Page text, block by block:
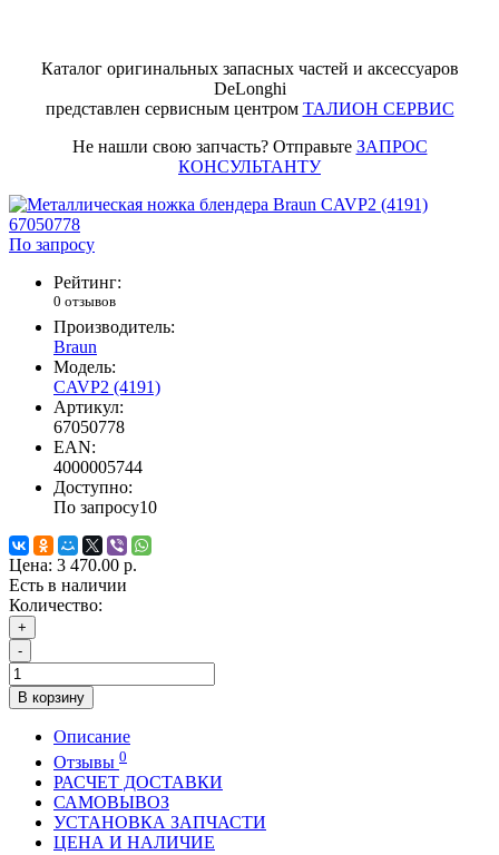
Каталог оригинальных запасных частей и аксессуаров
DeLonghi
представлен сервисным центром ТАЛИОН СЕРВИС
Не нашли свою запчасть? Отправьте ЗАПРОС
КОНСУЛЬТАНТУ
По запросу
Рейтинг:
0 отзывов
Производитель:
Braun
Модель:
CAVP2 (4191)
Артикул:
67050778
EAN:
4000005744
Доступно:
По запросу10
Цена: 3 470.00 р.
Есть в наличии
Количество:
+
-
В корзину
Описание
Отзывы 0
РАСЧЕТ ДОСТАВКИ
САМОВЫВОЗ
УСТАНОВКА ЗАПЧАСТИ
ЦЕНА И НАЛИЧИЕ